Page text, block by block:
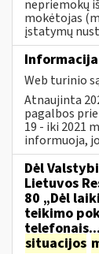
nepriemokų
mokėtojas
įstatymų
Informacija
Web turinio
Atnaujinta
pagalbos
19 - iki 2021
informuoja,
Dėl
Lietuvos
80 „Dėl
teikimo
situacijos